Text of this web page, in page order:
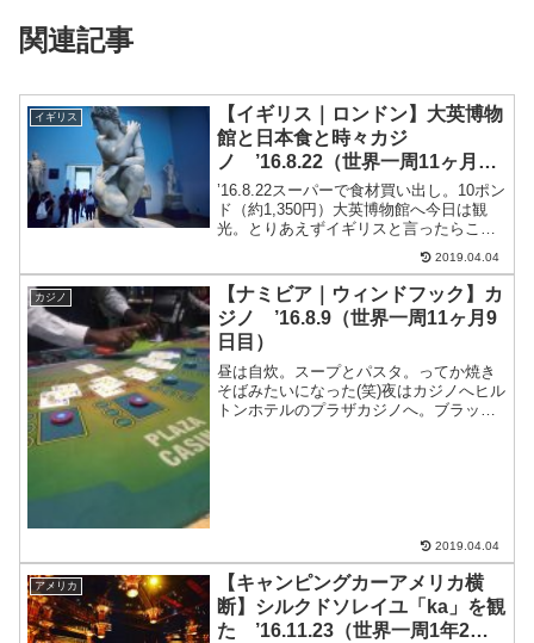
関連記事
イギリス
【イギリス｜ロンドン】大英博物
館と日本食と時々カジ
ノ ’16.8.22（世界一周11ヶ月22
日目）
’16.8.22スーパーで食材買い出し。10ポン
ド（約1,350円）大英博物館へ今日は観
光。とりあえずイギリスと言ったらこれ
ってことで、地下鉄で大英博物館に行く
ことに。地下鉄2.4ポンド（約324円）ロ
ンドンの地下鉄・バスに乗るにはプリペ
イ...
2019.04.04
カジノ
【ナミビア｜ウィンドフック】カ
ジノ ’16.8.9（世界一周11ヶ月9
日目）
昼は自炊。スープとパスタ。ってか焼き
そばみたいになった(笑)夜はカジノへヒル
トンホテルのプラザカジノへ。ブラック
2019.04.04
アメリカ
【キャンピングカーアメリカ横
断】シルクドソレイユ「ka」を観
た ’16.11.23（世界一周1年2ヶ